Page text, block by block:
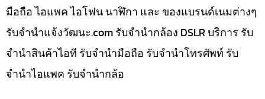
มือถือ ไอแพค ไอโฟน นาฬิกา และ ของแบรนด์เนมต่างๆ
รับจํานําแจ้งวัฒนะ.com รับจำนำกล้อง DSLR บริการ รับ
จำนำสินค้าไอที รับจำนำมือถือ รับจำนำโทรศัพท์ รับ
จำนำไอแพค รับจำนำกล้อ